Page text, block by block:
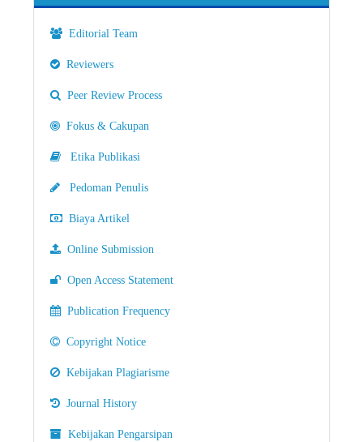
Editorial Team
Reviewers
Peer Review Process
Fokus & Cakupan
Etika Publikasi
Pedoman Penulis
Biaya Artikel
Online Submission
Open Access Statement
Publication Frequency
Copyright Notice
Kebijakan Plagiarisme
Journal History
Kebijakan Pengarsipan